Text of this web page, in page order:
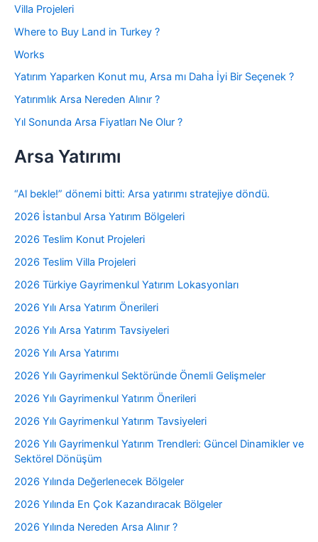
Villa Projeleri
Where to Buy Land in Turkey ?
Works
Yatırım Yaparken Konut mu, Arsa mı Daha İyi Bir Seçenek ?
Yatırımlık Arsa Nereden Alınır ?
Yıl Sonunda Arsa Fiyatları Ne Olur ?
Arsa Yatırımı
“Al bekle!” dönemi bitti: Arsa yatırımı stratejiye döndü.
2026 İstanbul Arsa Yatırım Bölgeleri
2026 Teslim Konut Projeleri
2026 Teslim Villa Projeleri
2026 Türkiye Gayrimenkul Yatırım Lokasyonları
2026 Yılı Arsa Yatırım Önerileri
2026 Yılı Arsa Yatırım Tavsiyeleri
2026 Yılı Arsa Yatırımı
2026 Yılı Gayrimenkul Sektöründe Önemli Gelişmeler
2026 Yılı Gayrimenkul Yatırım Önerileri
2026 Yılı Gayrimenkul Yatırım Tavsiyeleri
2026 Yılı Gayrimenkul Yatırım Trendleri: Güncel Dinamikler ve
Sektörel Dönüşüm
2026 Yılında Değerlenecek Bölgeler
2026 Yılında En Çok Kazandıracak Bölgeler
2026 Yılında Nereden Arsa Alınır ?